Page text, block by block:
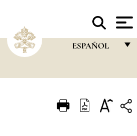
ESPAÑOL
ITALIANO